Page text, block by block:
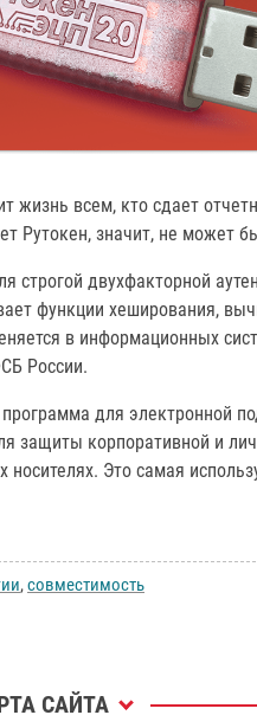
жизнь всем, кто сдает
Рутокен, значит, не может
строгой двухфакторной
функции хеширования,
в информационных
России.
для электронной
защиты корпоративной и
носителях. Это самая
,совместимость
САЙТА